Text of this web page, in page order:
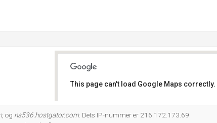
This page can't load Google Maps correctly.
, og ns536.hostgator.com. Dets IP-nummer er 216.172.173.69.